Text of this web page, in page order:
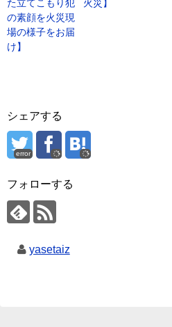
た立てこもり犯
の素顔を火災現
場の様子をお届
け】
火災】
シェアする
error
フォローする
yasetaiz